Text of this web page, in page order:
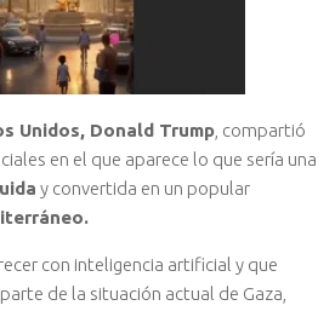
Unidos, Donald Trump , compartió
en el que aparece lo que sería una
y convertida en un popular
con inteligencia artificial y que
de la situación actual de Gaza,